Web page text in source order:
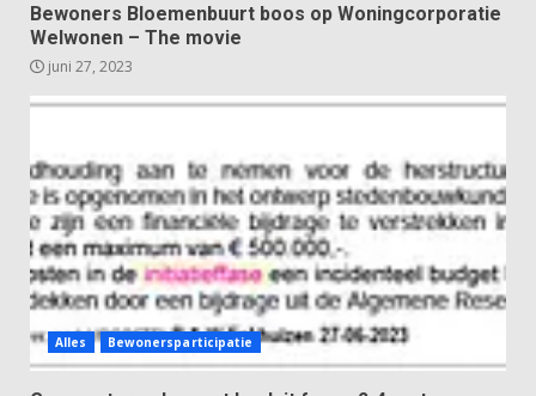
Bewoners Bloemenbuurt boos op Woningcorporatie
Welwonen – The movie
juni 27, 2023
Alles Bewonersparticipatie